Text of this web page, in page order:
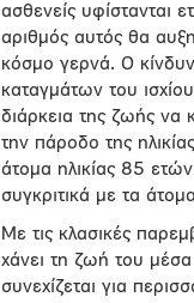
ασθενείς υφίστανται
αριθμός αυτός θα
κόσμο γερνά. Ο
καταγμάτων του
διάρκεια της ζωής
την πάροδο της
άτομα ηλικίας 85
συγκριτικά με τα
Με τις κλασικές
χάνει τη ζωή του
συνεχίζεται για